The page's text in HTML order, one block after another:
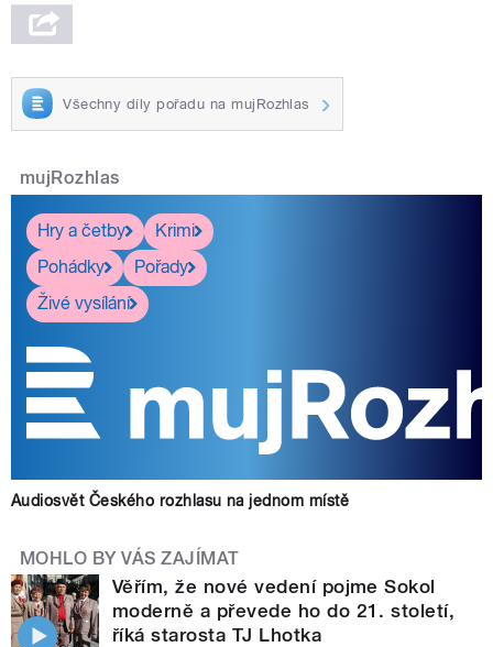
Všechny díly pořadu na mujRozhlas
mujRozhlas
Hry a četby
Krimi
Pohádky
Pořady
Živé vysílání
Audiosvět Českého rozhlasu na jednom místě
MOHLO BY VÁS ZAJÍMAT
Věřím, že nové vedení pojme Sokol
moderně a převede ho do 21. století,
říká starosta TJ Lhotka